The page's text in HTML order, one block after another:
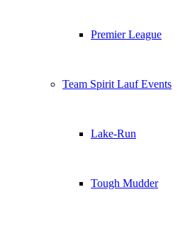
Premier League
Team Spirit Lauf Events
Lake-Run
Tough Mudder